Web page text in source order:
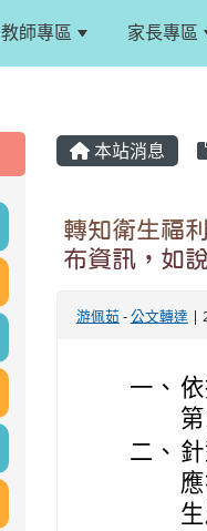
教師專區 家長專區
本站消息
轉知衛生福
布資訊，如
游佩茹 -公文轉達 |
一、
二、